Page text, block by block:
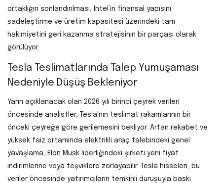
ortaklığın sonlandırılması, Intel’in finansal yapısını
sadeleştirme ve üretim kapasitesi üzerindeki tam
hakimiyetini geri kazanma stratejisinin bir parçası olarak
görülüyor.
Tesla Teslimatlarında Talep Yumuşaması
Nedeniyle Düşüş Bekleniyor
Yarın açıklanacak olan 2026 yılı birinci çeyrek verileri
öncesinde analistler, Tesla'nın teslimat rakamlarının bir
önceki çeyreğe göre gerilemesini bekliyor. Artan rekabet ve
yüksek faiz ortamında elektrikli araç talebindeki genel
yavaşlama, Elon Musk liderliğindeki şirketi yeni fiyat
indirimlerine veya teşviklere zorlayabilir. Tesla hisseleri, bu
veriler öncesinde yatırımcıların temkinli duruşuyla baskı